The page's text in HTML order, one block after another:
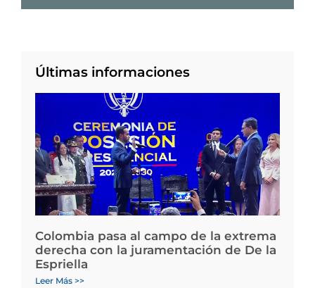
Últimas informaciones
Colombia pasa al campo de la extrema
derecha con la juramentación de De la
Espriella
Leer Más >>